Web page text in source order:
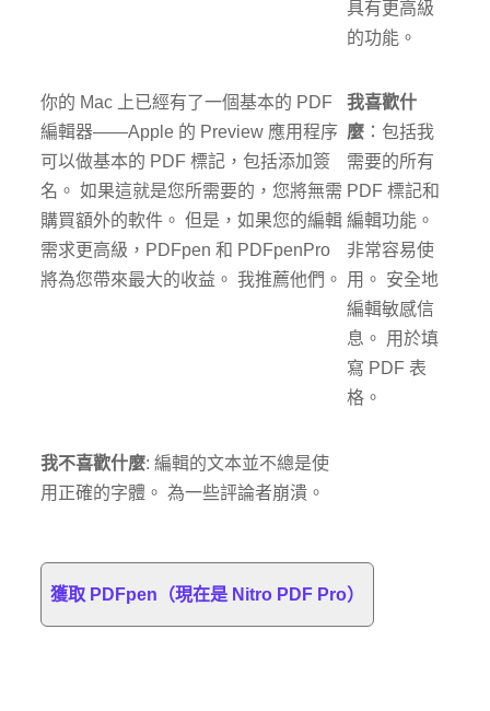
具有更高級
的功能。
你的 Mac 上已經有了一個基本的 PDF
編輯器——Apple 的 Preview 應用程序
可以做基本的 PDF 標記，包括添加簽
名。 如果這就是您所需要的，您將無需
購買額外的軟件。 但是，如果您的編輯
需求更高級，PDFpen 和 PDFpenPro
將為您帶來最大的收益。 我推薦他們。
我喜歡什
麼 ：包括我
需要的所有
PDF 標記和
編輯功能。
非常容易使
用。 安全地
編輯敏感信
息。 用於填
寫 PDF 表
格。
我不喜歡什麼: 編輯的文本並不總是使
用正確的字體。 為一些評論者崩潰。
獲取 PDFpen（現在是 Nitro PDF Pro）